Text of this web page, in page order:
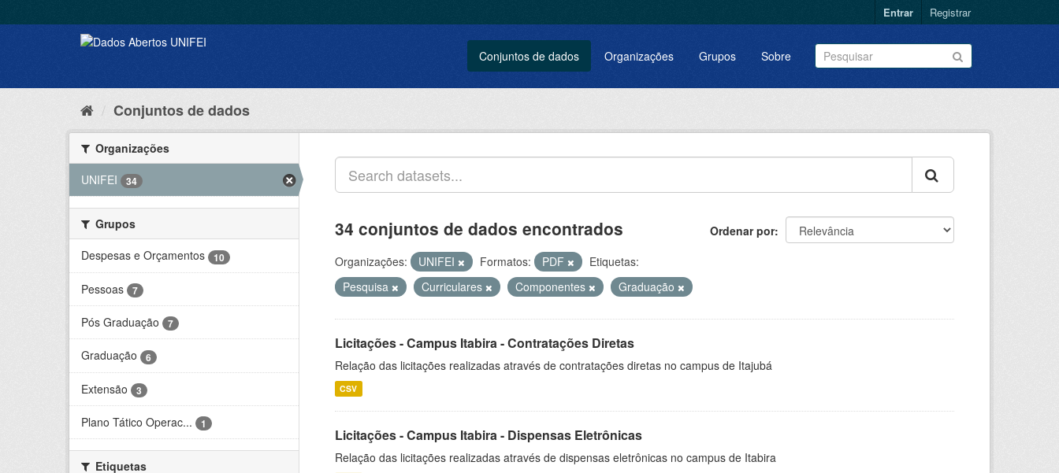
Entrar Registrar
Conjuntos de dados Organizações Grupos Sobre
Conjuntos de dados
Organizações
UNIFEI
34
Grupos
Despesas e Orçamentos
10
Pessoas 7
Pós Graduação 7
Graduação 6
Extensão 3
Plano Tático Operac... 1
Etiquetas
Ordenar por
34 conjuntos de dados encontrados
Organizações: UNIFEI Formatos: PDF
Etiquetas:
Pesquisa
Curriculares Componentes Graduação
Licitações - Campus Itabira - Contratações Diretas
Relação das licitações realizadas através de contratações diretas no campus de Itajubá
CSV
Licitações - Campus Itabira - Dispensas Eletrônicas
Relação das licitações realizadas através de dispensas eletrônicas no campus de Itabira